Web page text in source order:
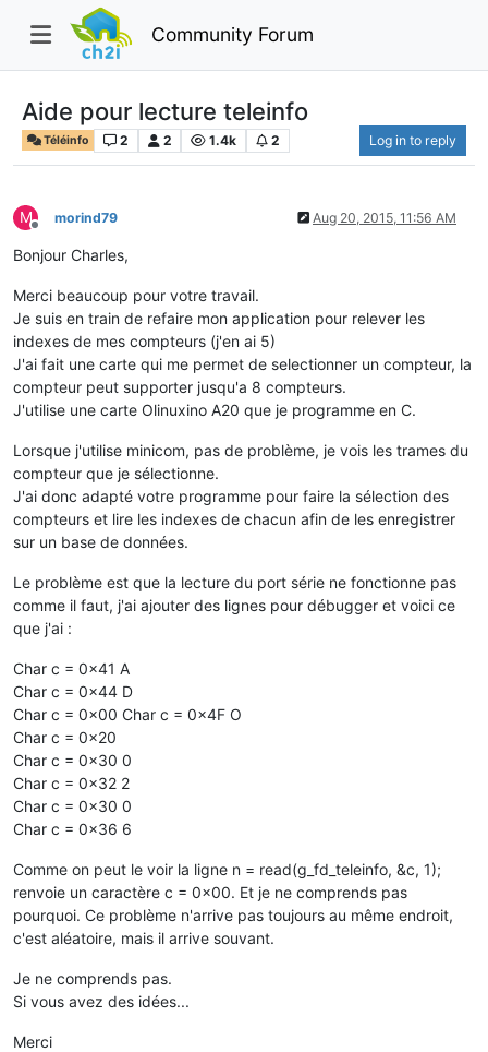
Community Forum
Aide pour lecture teleinfo
Téléinfo 2 2 1.4k 2 Log in to reply
M
Offline
morind79 Aug 20, 2015, 11:56 AM
Bonjour Charles,
Merci beaucoup pour votre travail.
Je suis en train de refaire mon application pour relever les
indexes de mes compteurs (j'en ai 5)
J'ai fait une carte qui me permet de selectionner un compteur, la
compteur peut supporter jusqu'a 8 compteurs.
J'utilise une carte Olinuxino A20 que je programme en C.
Lorsque j'utilise minicom, pas de problème, je vois les trames du
compteur que je sélectionne.
J'ai donc adapté votre programme pour faire la sélection des
compteurs et lire les indexes de chacun afin de les enregistrer
sur un base de données.
Le problème est que la lecture du port série ne fonctionne pas
comme il faut, j'ai ajouter des lignes pour débugger et voici ce
que j'ai :
Char c = 0x41 A
Char c = 0x44 D
Char c = 0x00 Char c = 0x4F O
Char c = 0x20
Char c = 0x30 0
Char c = 0x32 2
Char c = 0x30 0
Char c = 0x36 6
Comme on peut le voir la ligne n = read(g_fd_teleinfo, &c, 1);
renvoie un caractère c = 0x00. Et je ne comprends pas
pourquoi. Ce problème n'arrive pas toujours au même endroit,
c'est aléatoire, mais il arrive souvant.
Je ne comprends pas.
Si vous avez des idées...
Merci